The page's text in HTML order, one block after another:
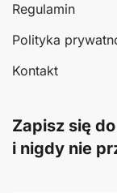
Regulamin
Polityka
Kontakt
Zapisz się
i nigdy nie